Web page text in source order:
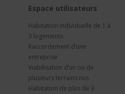
Espace utilisateurs
Habitation individuelle de 1 à
3 logements
Raccordement d’une
entreprise
Viabilisation d’un ou de
plusieurs terrains nus
Habitation de plus de 3